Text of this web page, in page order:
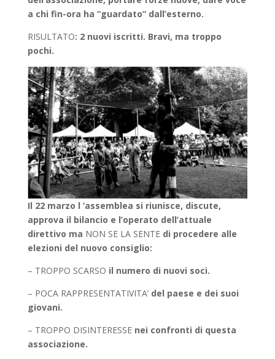
a chi fin-ora ha “guardato“ dall’esterno.
RISULTATO: 2 nuovi iscritti. Bravi, ma troppo
pochi.
Il 22 marzo l ‘assemblea si riunisce, discute,
approva il bilancio e l’operato dell’attuale
direttivo ma NON SE LA SENTEdi procedere alle
elezioni del nuovo consiglio:
– TROPPO SCARSO il numero di nuovi soci.
– POCA RAPPRESENTATIVITA’del paese e dei suoi
giovani.
– TROPPO DISINTERESSEnei confronti di questa
associazione.